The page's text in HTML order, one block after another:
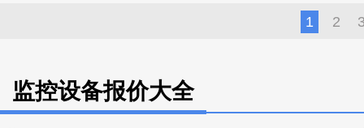
1 2
监控设备报价大全